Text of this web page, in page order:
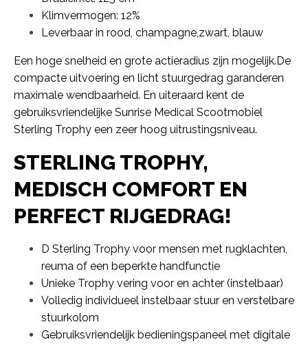
Klimvermogen: 12%
Leverbaar in rood, champagne,zwart, blauw
Een hoge snelheid en grote actieradius zijn mogelijk.De
compacte uitvoering en licht stuurgedrag garanderen
maximale wendbaarheid. En uiteraard kent de
gebruiksvriendelijke Sunrise Medical Scootmobiel
Sterling Trophy een zeer hoog uitrustingsniveau.
STERLING TROPHY,
MEDISCH COMFORT EN
PERFECT RIJGEDRAG!
D Sterling Trophy voor mensen met rugklachten,
reuma of een beperkte handfunctie
Unieke Trophy vering voor en achter (instelbaar)
Volledig individueel instelbaar stuur en verstelbare
stuurkolom
Gebruiksvriendelijk bedieningspaneel met digitale